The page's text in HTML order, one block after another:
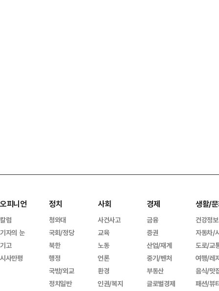
오피니언
칼럼
기자의 눈
기고
시사만평
정치
청와대
국회/정당
북한
행정
국방/외교
정치일반
사회
사건사고
교육
노동
언론
환경
인권/복지
경제
금융
증권
산업/재계
중기/벤처
부동산
글로벌경제
생활/
건강정보
자동차/
도로/교
여행/레
음식/맛
패션/뷰